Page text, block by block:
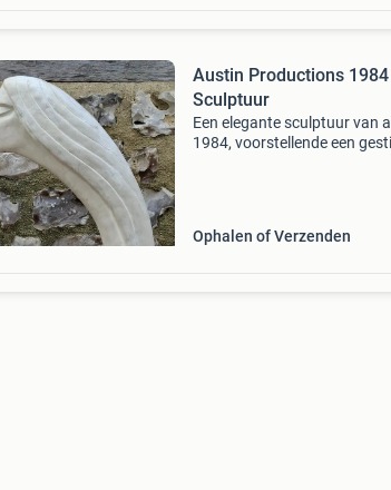
Austin Productions
Sculptuur
Een elegante sculptuur van
1984, voorstellende een
Ophalen of Verzenden